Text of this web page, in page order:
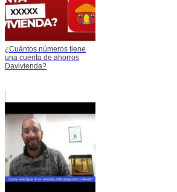
¿Cuántos números tiene
una cuenta de ahorros
Davivienda?